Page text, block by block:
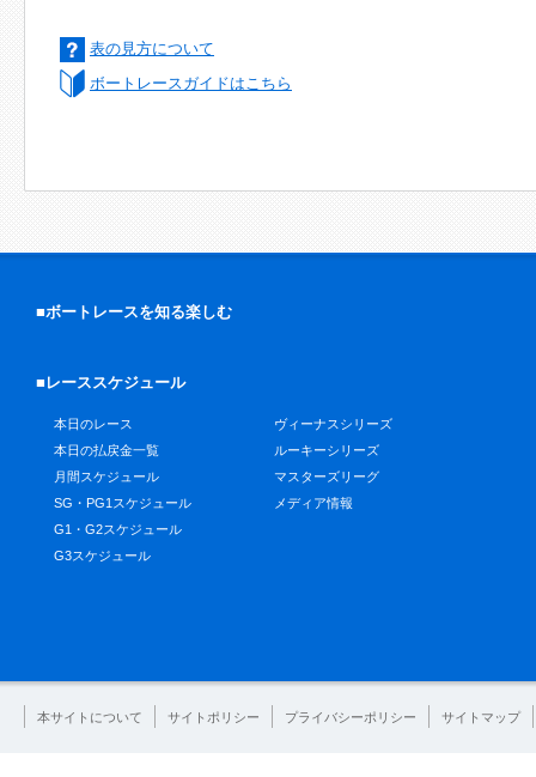
表の見方について
ボートレースガイドはこちら
■ボートレースを知る楽しむ
■レーススケジュール
本日のレース
本日の払戻金一覧
月間スケジュール
SG・PG1スケジュール
G1・G2スケジュール
G3スケジュール
ヴィーナスシリーズ
ルーキーシリーズ
マスターズリーグ
メディア情報
本サイトについて サイトポリシー プライバシーポリシー サイトマップ